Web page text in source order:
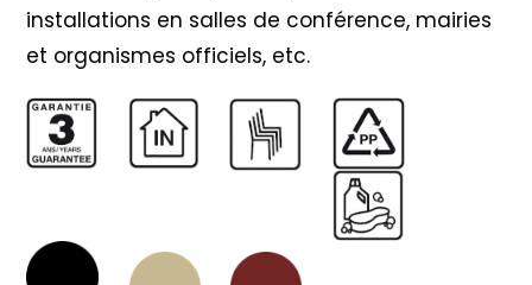
installations en salles de conférence, mairies
et organismes officiels, etc.